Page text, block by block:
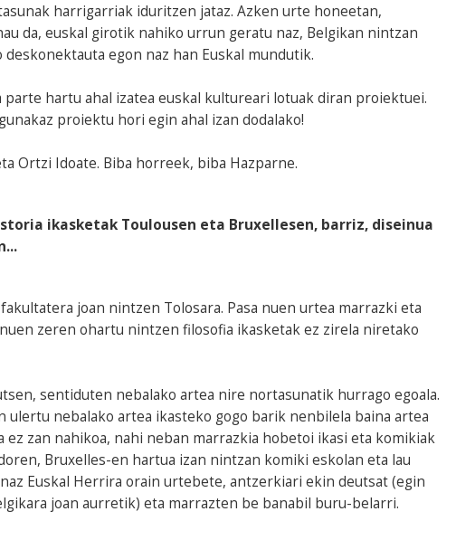
harrigarriak iduritzen jataz. Azken urte honeetan,
da, euskal girotik nahiko urrun geratu naz, Belgikan nintzan
egon naz han Euskal mundutik.
hartu ahal izatea euskal kultureari lotuak diran proiektuei.
proiektu hori egin ahal izan dodalako!
Ortzi Idoate. Biba horreek, biba Hazparne.
ikasketak Toulousen eta Bruxellesen, barriz, diseinua
joan nintzen Tolosara. Pasa nuen urtea marrazki eta
zeren ohartu nintzen filosofia ikasketak ez zirela niretako
sentiduten nebalako artea nire nortasunatik hurrago egoala.
ulertu nebalako artea ikasteko gogo barik nenbilela baina artea
ez zan nahikoa, nahi neban marrazkia hobetoi ikasi eta komikiak
Bruxelles-en hartua izan nintzan komiki eskolan eta lau
Euskal Herrira orain urtebete, antzerkiari ekin deutsat (egin
joan aurretik) eta marrazten be banabil buru-belarri.